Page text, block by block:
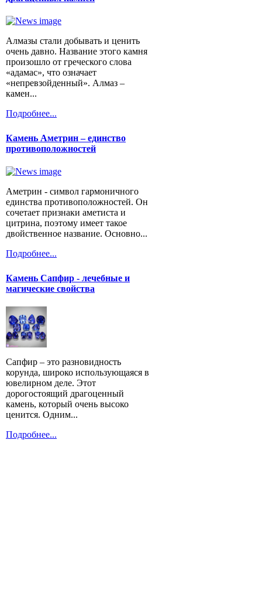
Алмазы стали добывать и ценить
очень давно. Название этого камня
произошло от греческого слова
«адамас», что означает
«непревзойденный». Алмаз –
камен...
Подробнее...
Камень Аметрин – единство
противоположностей
Аметрин - символ гармоничного
единства противоположностей. Он
сочетает признаки аметиста и
цитрина, поэтому имеет такое
двойственное название. Основно...
Подробнее...
Камень Сапфир - лечебные и
магические свойства
Сапфир – это разновидность
корунда, широко использующаяся в
ювелирном деле. Этот
дорогостоящий драгоценный
камень, который очень высоко
ценится. Одним...
Подробнее...